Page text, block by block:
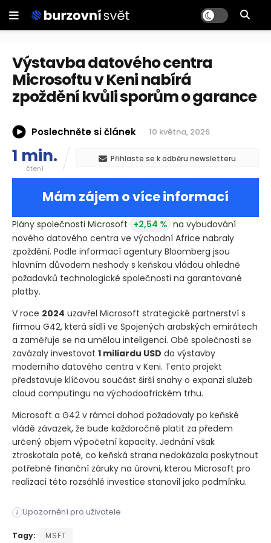
Výstavba datového centra
Microsoftu v Keni nabírá
zpoždění kvůli sporům o garance
Poslechněte si článek 10 května, 2026
1 min.
čtení
Přihlaste se k odběru newsletteru
Mám zájem o více informací
Plány společnosti Microsoft +2,54 % na vybudování
nového datového centra ve východní Africe nabraly
zpoždění. Podle informací agentury Bloomberg jsou
hlavním důvodem neshody s keňskou vládou ohledně
požadavků technologické společnosti na garantované
platby.
V roce 2024 uzavřel Microsoft strategické partnerství s
firmou G42, která sídlí ve Spojených arabských emirátech
a zaměřuje se na umělou inteligenci. Obě společnosti se
zavázaly investovat 1 miliardu USD do výstavby
moderního datového centra v Keni. Tento projekt
představuje klíčovou součást širší snahy o expanzi služeb
cloud computingu na východoafrickém trhu.
Microsoft a G42 v rámci dohod požadovaly po keňské
vládě závazek, že bude každoročně platit za předem
určený objem výpočetní kapacity. Jednání však
ztroskotala poté, co keňská strana nedokázala poskytnout
potřebné finanční záruky na úrovni, kterou Microsoft pro
realizaci této rozsáhlé investice stanovil jako podmínku.
i Upozornění pro uživatele
Plány společnosti Microsoft ​ na vybudování nového
Tagy: MSFT